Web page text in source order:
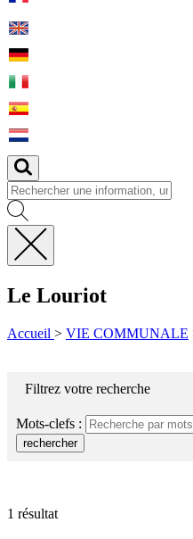
Fermer
recherche
Le Louriot
Accueil > VIE COMMUNALE
Filtrez votre recherche
Mots-clefs :
rechercher
1 résultat